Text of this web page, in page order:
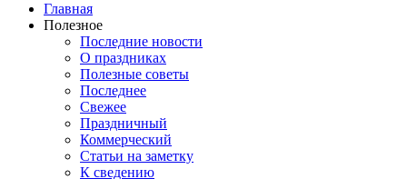
Главная
Полезное
Последние новости
О праздниках
Полезные советы
Последнее
Свежее
Праздничный
Коммерческий
Статьи на заметку
К сведению